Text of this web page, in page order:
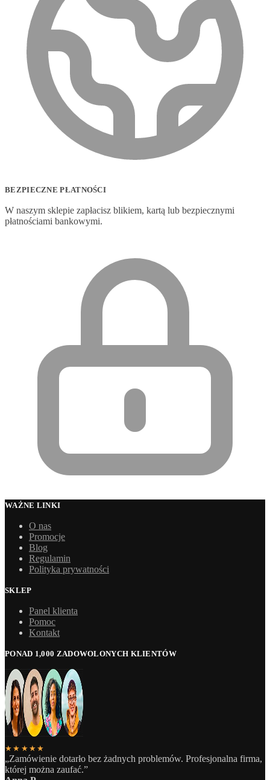
BEZPIECZNE PŁATNOŚCI
W naszym sklepie zapłacisz blikiem, kartą lub bezpiecznymi
płatnościami bankowymi.
WAŻNE LINKI
O nas
Promocje
Blog
Regulamin
Polityka prywatności
SKLEP
Panel klienta
Pomoc
Kontakt
PONAD 1,000 ZADOWOLONYCH KLIENTÓW
★★★★★
„Zamówienie dotarło bez żadnych problemów. Profesjonalna firma,
której można zaufać.”